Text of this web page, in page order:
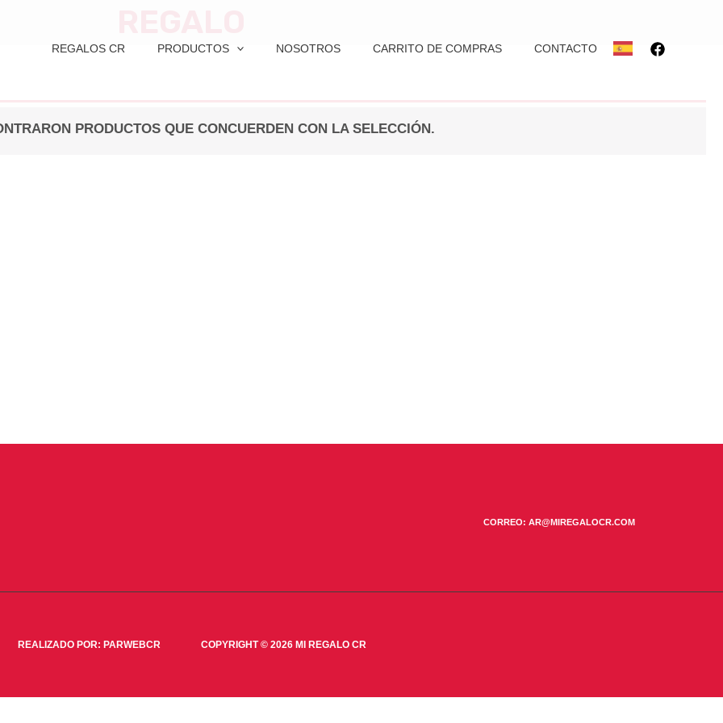
REGALOS CR PRODUCTOS NOSOTROS CARRITO DE COMPRAS CONTACTO
PRODUCTOS QUE CONCUERDEN CON LA SELECCIÓN.
CORREO: AR@MIREGALOCR.COM
REALIZADO POR: PARWEBCR COPYRIGHT © 2026 MI REGALO CR